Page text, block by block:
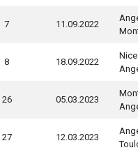
7 11.09.2022
8 18.09.2022
Nice
26 05.03.2023
27 12.03.2023